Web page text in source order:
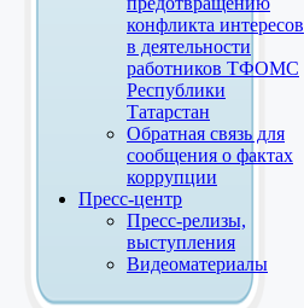
конфликта интересов
в деятельности
работников ТФОМС
Республики
Татарстан
Обратная связь для
сообщения о фактах
коррупции
Пресс-центр
Пресс-релизы,
выступления
Видеоматериалы